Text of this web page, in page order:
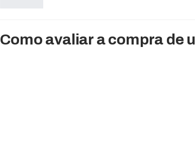
Como avaliar a compra de